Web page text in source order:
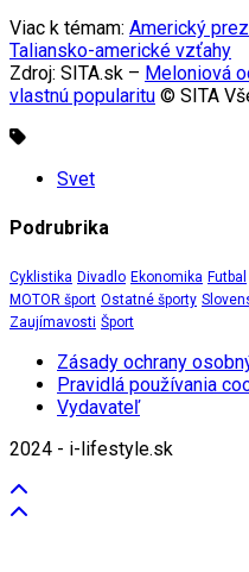
Viac k témam: Americký
Taliansko-americké vzťahy
Zdroj: SITA.sk – Meloniová
vlastnú popularitu © SITA
Svet
Podrubrika
Cyklistika Divadlo Ekonomika Futbal
MOTOR šport Ostatné športy
Zaujímavosti Šport
Zásady ochrany
Pravidlá používania
Vydavateľ
2024 - i-lifestyle.sk